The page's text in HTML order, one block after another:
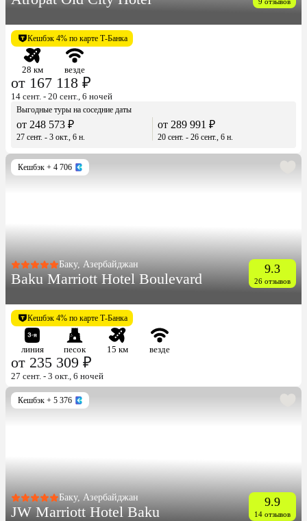
Кешбэк 4% по карте Т-Банка
28 км везде
от 167 118 ₽
14 сент. - 20 сент., 6 ночей
Выгодные туры на соседние даты
от 248 573 ₽
27 сент. - 3 окт., 6 н.
от 289 991 ₽
20 сент. - 26 сент., 6 н.
Кешбэк + 4 706
Баку, Азербайджан
Baku Marriott Hotel Boulevard
9.3
26 отзывов
Кешбэк 4% по карте Т-Банка
линия песок 15 км везде
от 235 309 ₽
27 сент. - 3 окт., 6 ночей
Кешбэк + 5 376
Баку, Азербайджан
JW Marriott Hotel Baku
9.9
14 отзывов